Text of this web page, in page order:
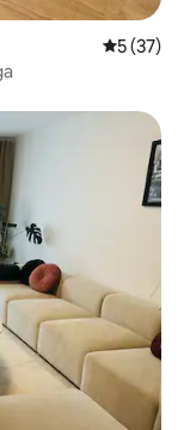
Prosječna
5 (37)